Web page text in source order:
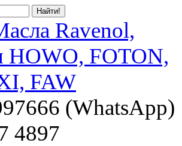
(WhatsApp)
4897